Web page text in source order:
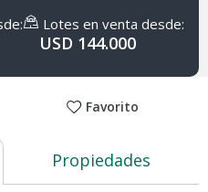
Lotes en venta desde:
USD 144.000
Favorito
Propiedades